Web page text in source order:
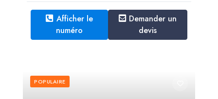
Afficher le
numéro
Demander un
devis
POPULAIRE